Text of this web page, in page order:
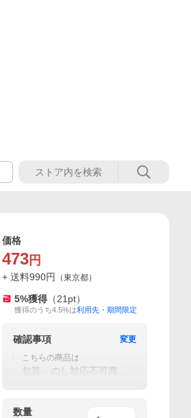
価格
473 円
+ 送料990円 （東京都）
5%獲得 （21 pt）
獲得のうち4.5%は利用先・期間限定
確認事項
変更
こちらの商品は
包装・のし対応不可商品
数量